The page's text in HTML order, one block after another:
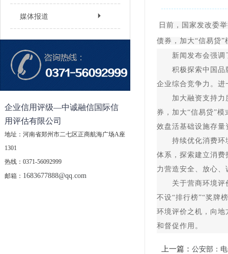
媒体报道
企业信用评级—中诚融信国际信
用评估有限公司
地址：河南省郑州市二七区正商航海广场A座
1301
热线：0371-56092999
邮箱： 1683677888@qq.com
日前，国家发改委
债券，加大“信易贷
新闻发布会强调
积极探索中国品牌
企业综合竞争力。
加大融资支持力度
券，加大“信易贷”
效盘活基础设施存
持续优化消费环境
体系，探索建立消
力营造安全、放心
关于营商环境评价
不设“排行榜”“奖牌
环境评价之机，向
和督促作用。
上一篇： 公安部：